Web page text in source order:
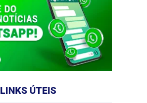
LINKS ÚTEIS